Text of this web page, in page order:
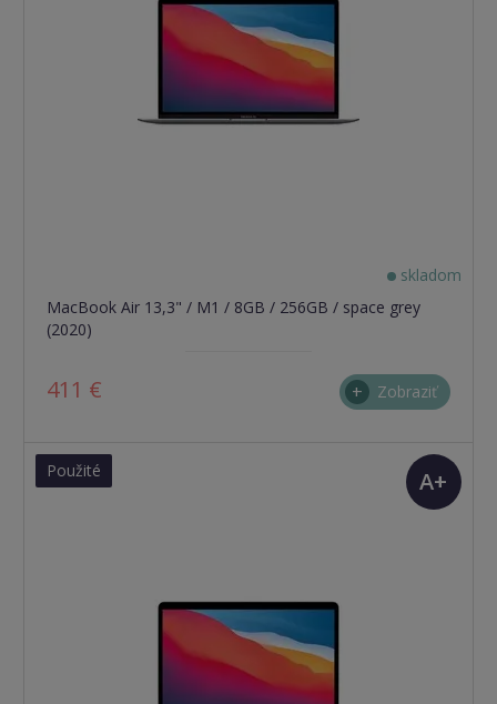
skladom
MacBook Air 13,3" / M1 / 8GB / 256GB / space grey
(2020)
411 € Zobraziť
Použité
A+